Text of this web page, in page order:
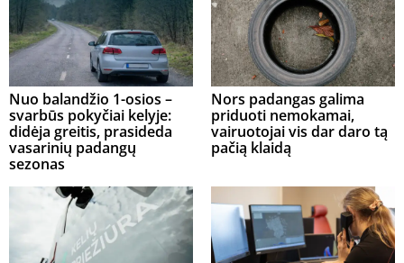
Nuo balandžio 1-osios –
svarbūs pokyčiai kelyje:
didėja greitis, prasideda
vasarinių padangų
sezonas
Nors padangas galima
priduoti nemokamai,
vairuotojai vis dar daro tą
pačią klaidą